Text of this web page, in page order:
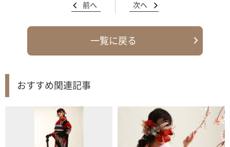
前へ 次へ
一覧に戻る
おすすめ関連記事